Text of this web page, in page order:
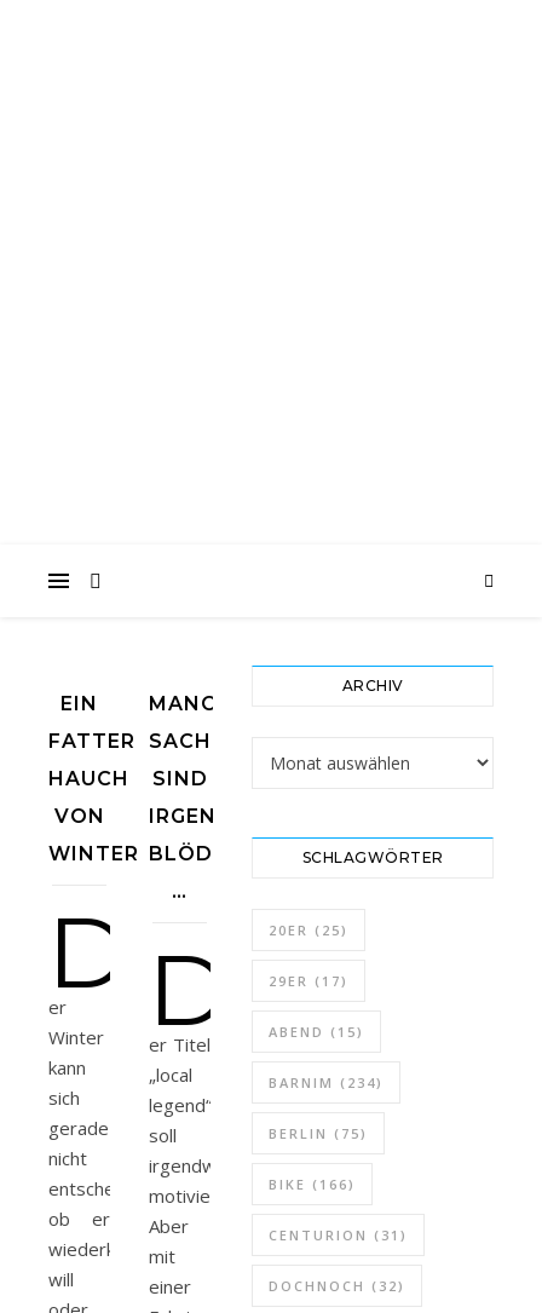
im
Gesicht
…
alle was bewegt
EIN
FATTER
HAUCH
VON
WINTER
D
er
Winter
kann
sich
gerade
nicht
entscheiden,
ob er
wiederkommen
will
MANCHE
SACHEN
SIND
IRGENDWIE
BLÖDSINN
…
D
er Titel
„local
legend“
soll
irgendwie
motivieren.
Aber
mit
einer
ARCHIV
SCHLAGWÖRTER
20ER (25)
29ER (17)
ABEND (15)
BARNIM (234)
BERLIN (75)
BIKE (166)
CENTURION (31)
DOCHNOCH (32)